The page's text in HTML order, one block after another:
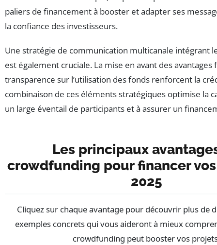
paliers de financement à booster et adapter ses
la confiance des investisseurs.
Une stratégie de communication multicanale intégrant
est également cruciale. La mise en avant des avantages
transparence sur l’utilisation des fonds renforcent la
combinaison de ces éléments stratégiques optimise la
un large éventail de participants et à assurer un
Les principaux
crowdfunding pour financer
2025
Cliquez sur chaque avantage pour découvrir plus de
exemples concrets qui vous aideront à mieux
crowdfunding peut booster vos